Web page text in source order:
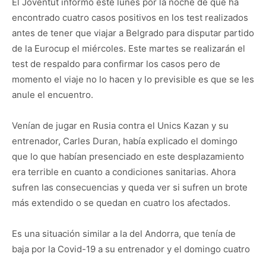
encontrado cuatro casos positivos en los test realizados
antes de tener que viajar a Belgrado para disputar partido
de la Eurocup el miércoles. Este martes se realizarán el
test de respaldo para confirmar los casos pero de
momento el viaje no lo hacen y lo previsible es que se les
anule el encuentro.
Venían de jugar en Rusia contra el Unics Kazan y su
entrenador, Carles Duran, había explicado el domingo
que lo que habían presenciado en este desplazamiento
era terrible en cuanto a condiciones sanitarias. Ahora
sufren las consecuencias y queda ver si sufren un brote
más extendido o se quedan en cuatro los afectados.
Es una situación similar a la del Andorra, que tenía de
baja por la Covid-19 a su entrenador y el domingo cuatro